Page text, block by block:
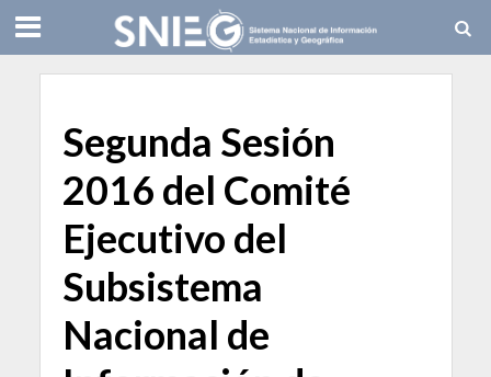
Segunda Sesión
2016 del Comité
Ejecutivo del
Subsistema
Nacional de